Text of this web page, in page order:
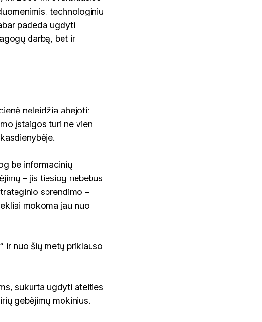
technologiniu
padeda ugdyti
darbą, bet ir
neleidžia abejoti:
įstaigos turi ne vien
be informacinių
– jis tiesiog nebebus
sprendimo –
mokoma jau nuo
ir nuo šių metų priklauso
sukurta ugdyti ateities
gebėjimų mokinius.